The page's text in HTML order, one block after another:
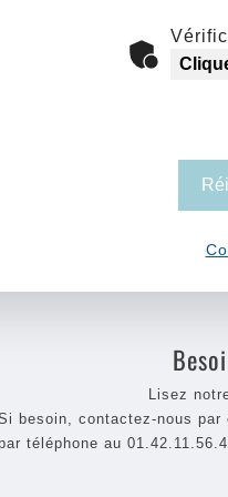
Lisez
besoin, contactez-nous par
téléphone au